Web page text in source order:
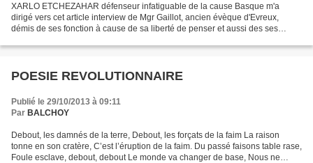
XARLO ETCHEZAHAR défenseur infatiguable de la cause Basque m'a
dirigé vers cet article interview de Mgr Gaillot, ancien évèque d'Evreux,
démis de ses fonction à cause de sa liberté de penser et aussi des ses
POESIE REVOLUTIONNAIRE
Publié le 29/10/2013 à 09:11
Par BALCHOY
Debout, les damnés de la terre, Debout, les forçats de la faim La raison
tonne en son cratère, C’est l’éruption de la faim. Du passé faisons table rase,
Foule esclave, debout, debout Le monde va changer de base, Nous ne